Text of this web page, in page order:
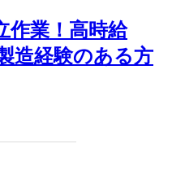
作業！高時給
造経験のある方